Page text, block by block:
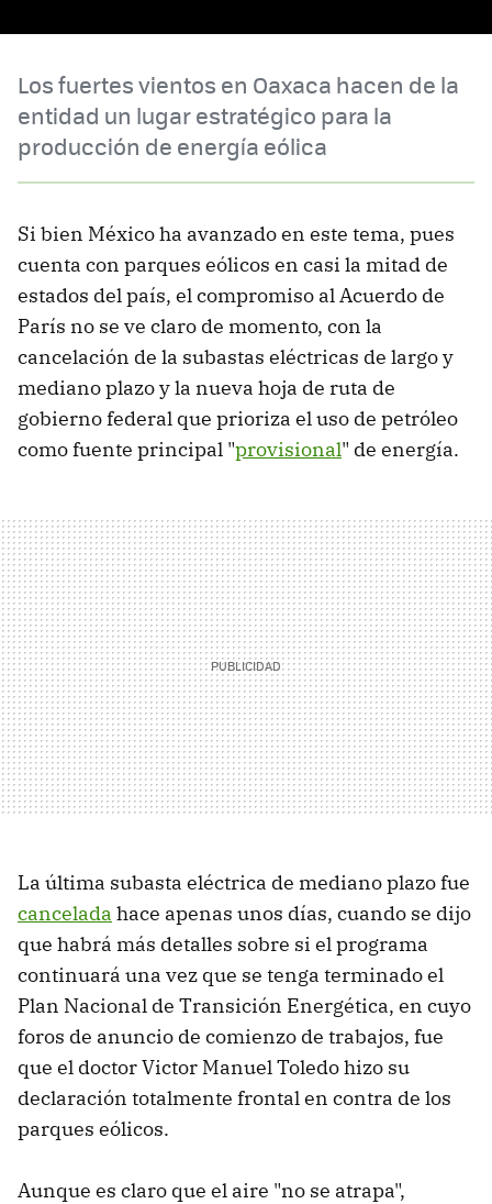
Los fuertes vientos en Oaxaca hacen de la
entidad un lugar estratégico para la
producción de energía eólica
Si bien México ha avanzado en este tema, pues
cuenta con parques eólicos en casi la mitad de
estados del país, el compromiso al Acuerdo de
París no se ve claro de momento, con la
cancelación de la subastas eléctricas de largo y
mediano plazo y la nueva hoja de ruta de
gobierno federal que prioriza el uso de petróleo
como fuente principal "provisional" de energía.
La última subasta eléctrica de mediano plazo fue
cancelada hace apenas unos días, cuando se dijo
que habrá más detalles sobre si el programa
continuará una vez que se tenga terminado el
Plan Nacional de Transición Energética, en cuyo
foros de anuncio de comienzo de trabajos, fue
que el doctor Victor Manuel Toledo hizo su
declaración totalmente frontal en contra de los
parques eólicos.
Aunque es claro que el aire "no se atrapa",